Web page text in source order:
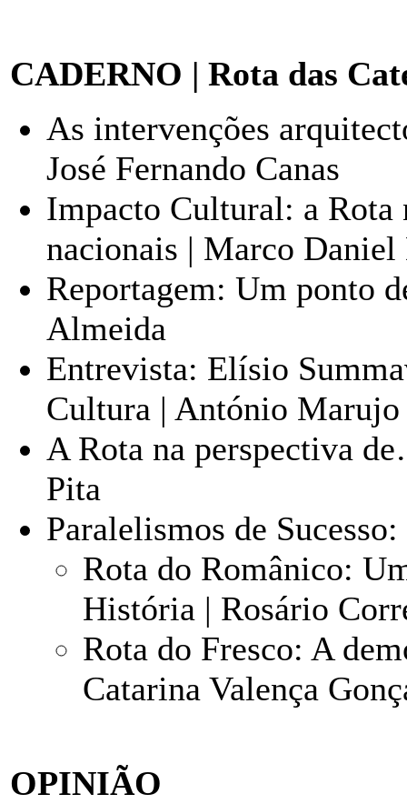
CADERNO | Rota das
As intervenções
José Fernando Canas
Impacto Cultural: a Rota
nacionais | Marco Daniel
Reportagem: Um ponto
Almeida
Entrevista: Elísio
Cultura | António Marujo
A Rota na perspectiva
Pita
Paralelismos de Sucesso:
Rota do Românico:
História | Rosário
Rota do Fresco: A
Catarina Valença
OPINIÃO